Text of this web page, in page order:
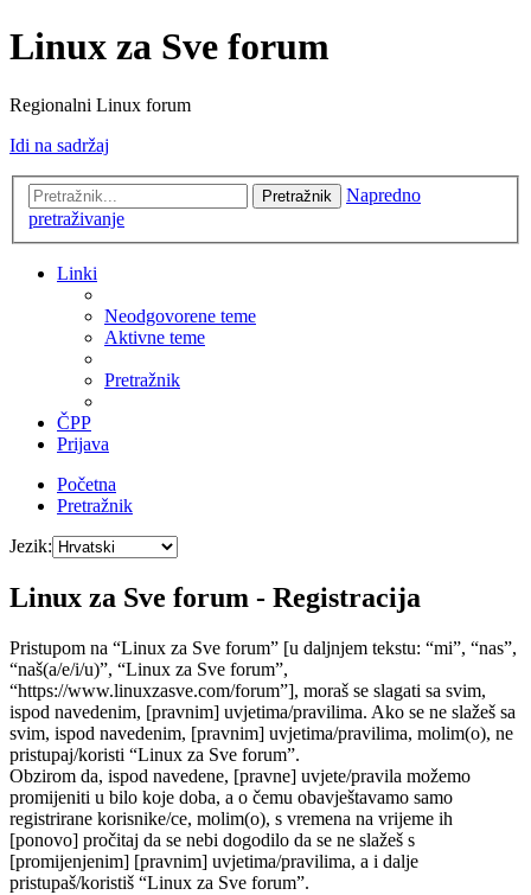
Linux za Sve forum
Regionalni Linux forum
Idi na sadržaj
Pretražnik
Napredno
pretraživanje
Linki
Neodgovorene teme
Aktivne teme
Pretražnik
ČPP
Prijava
Početna
Pretražnik
Jezik:
Linux za Sve forum - Registracija
Pristupom na “Linux za Sve forum” [u daljnjem tekstu: “mi”, “nas”,
“naš(a/e/i/u)”, “Linux za Sve forum”,
“https://www.linuxzasve.com/forum”], moraš se slagati sa svim,
ispod navedenim, [pravnim] uvjetima/pravilima. Ako se ne slažeš sa
svim, ispod navedenim, [pravnim] uvjetima/pravilima, molim(o), ne
pristupaj/koristi “Linux za Sve forum”.
Obzirom da, ispod navedene, [pravne] uvjete/pravila možemo
promijeniti u bilo koje doba, a o čemu obavještavamo samo
registrirane korisnike/ce, molim(o), s vremena na vrijeme ih
[ponovo] pročitaj da se nebi dogodilo da se ne slažeš s
[promijenjenim] [pravnim] uvjetima/pravilima, a i dalje
pristupaš/koristiš “Linux za Sve forum”.